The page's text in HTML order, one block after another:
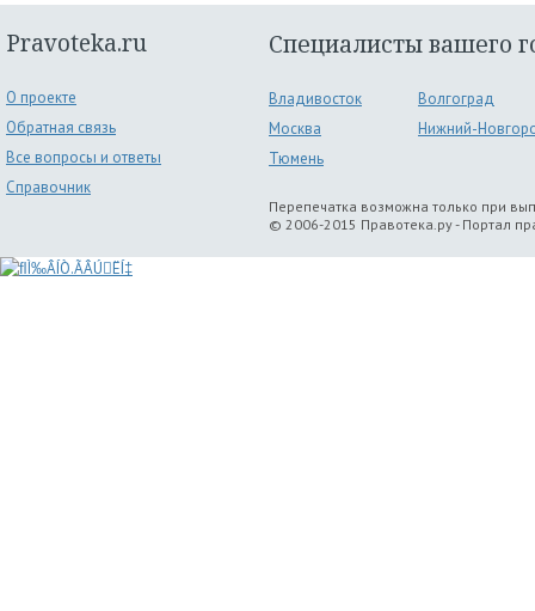
Pravoteka.ru
О проекте
Обратная связь
Все вопросы и ответы
Справочник
Специалисты вашего
Владивосток
Волгоград
Москва
Нижний-
Тюмень
Перепечатка возможна только при
© 2006-2015 Правотека.ру - Портал